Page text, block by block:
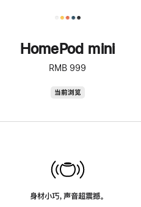
HomePod mini
RMB 999
当前浏览
身材小巧，声音超震撼。